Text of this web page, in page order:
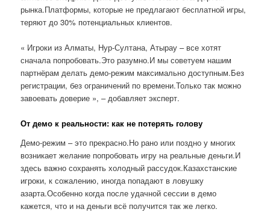
рынка.Платформы, которые не предлагают бесплатной игры,
теряют до 30% потенциальных клиентов.
« Игроки из Алматы, Нур-Султана, Атырау – все хотят
сначала попробовать.Это разумно.И мы советуем нашим
партнёрам делать демо-режим максимально доступным.Без
регистрации, без ограничений по времени.Только так можно
завоевать доверие », – добавляет эксперт.
От демо к реальности: как не потерять голову
Демо-режим – это прекрасно.Но рано или поздно у многих
возникает желание попробовать игру на реальные деньги.И
здесь важно сохранять холодный рассудок.Казахстанские
игроки, к сожалению, иногда попадают в ловушку
азарта.Особенно когда после удачной сессии в демо
кажется, что и на деньги всё получится так же легко.